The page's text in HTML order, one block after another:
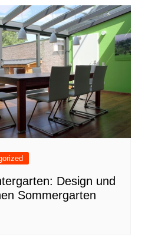
Design und
Sommergarten